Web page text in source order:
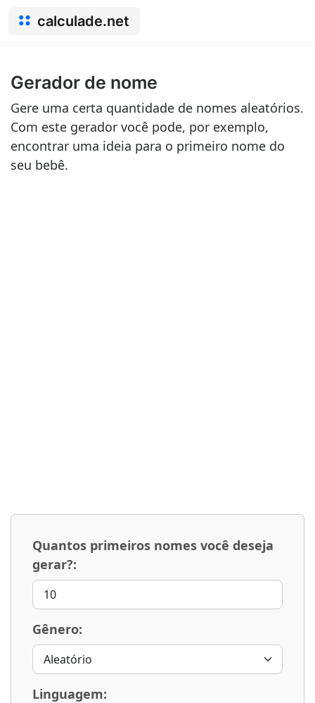
calculade.net
Gerador de nome
Gere uma certa quantidade de nomes aleatórios.
Com este gerador você pode, por exemplo,
encontrar uma ideia para o primeiro nome do
seu bebê.
Quantos primeiros nomes você deseja
gerar?:
Gênero:
Linguagem: